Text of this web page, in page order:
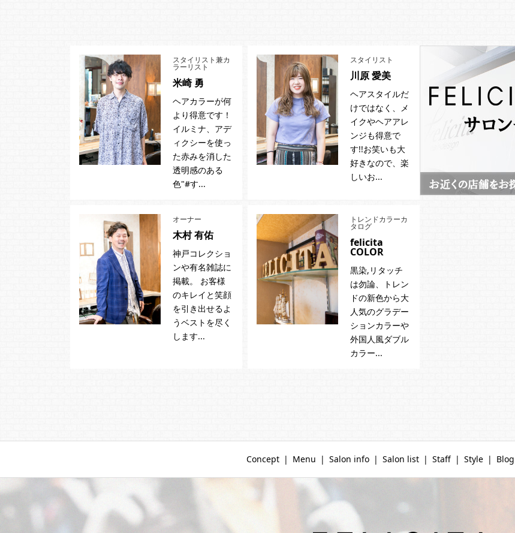
スタイリスト兼カ
ラーリスト
米崎 勇
ヘアカラーが何
より得意です！
イルミナ、アデ
ィクシーを使っ
た赤みを消した
透明感のある
色"#す...
スタイリスト
川原 愛美
ヘアスタイルだ
けではなく、メ
イクやヘアアレ
ンジも得意で
す!!お笑いも大
好きなので、楽
しいお...
オーナー
木村 有佑
神戸コレクショ
ンや有名雑誌に
掲載。 お客様
のキレイと笑顔
を引き出せるよ
うベストを尽く
します...
トレンドカラーカ
タログ
felicita
COLOR
黒染,リタッチ
は勿論、トレン
ドの新色から大
人気のグラデー
ションカラーや
外国人風ダブル
カラー...
Concept Menu Salon info Salon list Staff Style Blog